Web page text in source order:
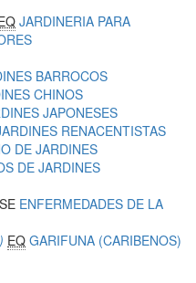
JARDINERIA PARA
BARROCOS
CHINOS
JAPONESES
RENACENTISTAS
DE JARDINES
DE JARDINES
ENFERMEDADES DE LA
EQ GARIFUNA (CARIBENOS)